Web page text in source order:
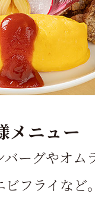
メニュー
バーグやオム
ビフライなど